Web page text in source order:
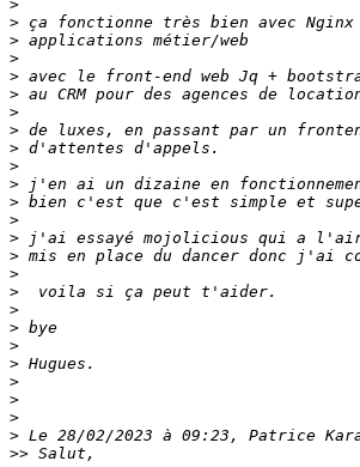
>
>
>
>
>
>
>
>
>
>
>
>
>
>
>
>
>
>
>
>
>
>
>
>
>
>>